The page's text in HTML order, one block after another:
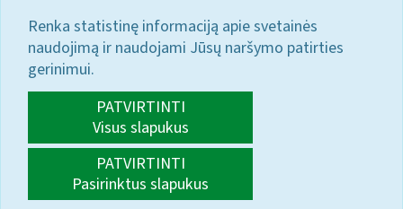
Renka statistinę informaciją apie svetainės
naudojimą ir naudojami Jūsų naršymo patirties
gerinimui.
PATVIRTINTI
Visus slapukus
PATVIRTINTI
Pasirinktus slapukus